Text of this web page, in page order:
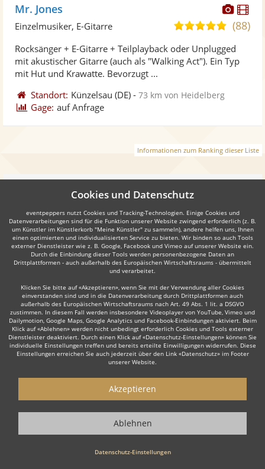
Fotos
Mr. Jones
4,9
5
Sternen
(88)
Einzelmusiker, E-Gitarre
Rocksänger + E-Gitarre + Teilplayback oder Unplugged
mit akustischer Gitarre (auch als "Walking Act"). Ein Typ
mit Hut und Krawatte. Bevorzugt ...
Standort: Künzelsau (DE) -73 km von Heidelberg
Gage: auf Anfrage
Informationen zum Ranking dieser Liste
Weiter
Organist Musicalsänger Hochzeitsredner Soul &
Wie funktioniert's?
Starten Sie mit dem Button 'Kostenlos anfragen' eine Anfrage an die für
Sie interessanten Solomusiker - also z. B. bestimmte Sänger mit
Cookies und Datenschutz
eventpeppers nutzt Cookies und Tracking-Technologien. Einige Cookies und
Datenverarbeitungen sind für die Funktion unserer Website zwingend erforderlich (z. B.
um Künstler im Künstlerkorb "Meine Künstler" zu sammeln), andere helfen uns, Ihnen
einen optimierten und individualisierten Service zu bieten. Wir binden so auch Tools
externer Dienstleister wie z. B. Google, Facebook und Vimeo auf unserer Website ein.
Durch die Einbindung dieser Tools werden personenbezogene Daten an
Drittplattformen - auch außerhalb des Europäischen Wirtschaftsraums - übermittelt
und verarbeitet.
Klicken Sie bitte auf «Akzeptieren», wenn Sie mit der Verwendung aller Cookies
einverstanden sind und in die Datenverarbeitung durch Drittplattformen auch
außerhalb des Europäischen Wirtschaftsraums nach Art. 49 Abs. 1 lit. a DSGVO
zustimmen. In diesem Fall werden insbesondere Videoplayer von YouTube, Vimeo und
Dailymotion, Google Maps, Google Analytics und Facebook-Einbindungen aktiviert. Beim
Klick auf «Ablehnen» werden nicht unbedingt erforderlich Cookies und Tools externer
Dienstleister deaktiviert. Durch einen Klick auf «Datenschutz-Einstellungen» können Sie
individuelle Einstellungen treffen und bereits erteilte Einwilligungen widerrufen. Diese
Einstellungen erreichen Sie auch jederzeit über den Link «Datenschutz» im Footer
unserer Website.
Datenschutz-Einstellungen
Akzeptieren
Ablehnen